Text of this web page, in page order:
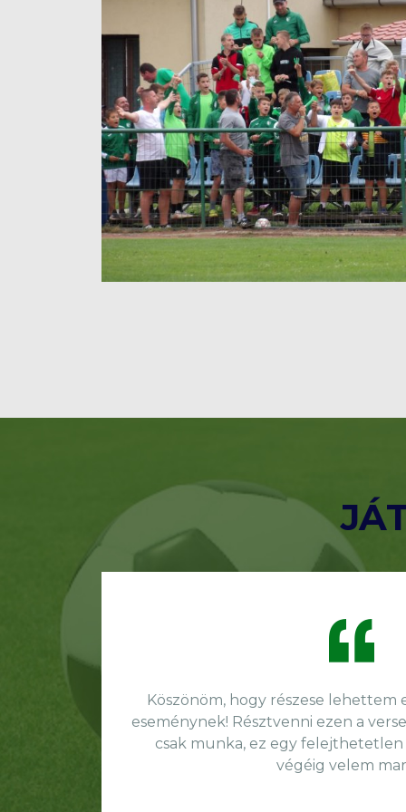
Köszönöm, hogy részese lehettem
eseménynek! Résztvenni ezen a
csak munka, ez egy
végéig velem